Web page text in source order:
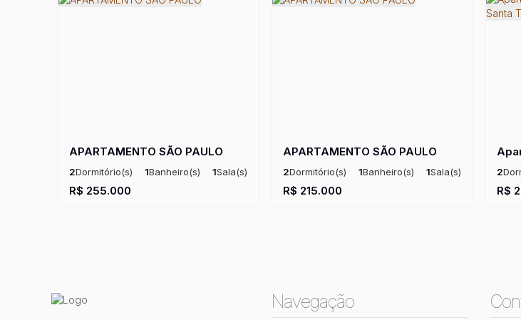
APARTAMENTO SÃO PAULO
R$ 255.000
2Dormitório(s) 1Banheiro(s) 1Sala(s)
Útil: 41m²
APARTAMENTO SÃO PAULO
R$ 215.000
2Dormitório(s) 1Banheiro(s) 1Sala(s)
Útil: 41m² R$
2
1
Navegação